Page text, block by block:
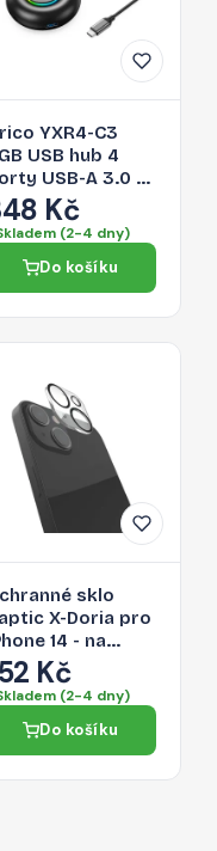
YXR4-C3
USB hub 4
USB-A 3.0 s
mikrofonním
0,3 m –
Kč
(2-4 dny)
Do košíku
sklo
X-Doria pro
14 - na
fotoaparát
Kč
(2-4 dny)
Do košíku